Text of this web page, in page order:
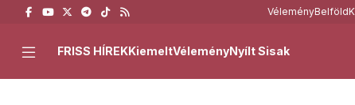
VéleményBelföld
FRISS HÍREKKiemeltVéleményNyílt Sisak